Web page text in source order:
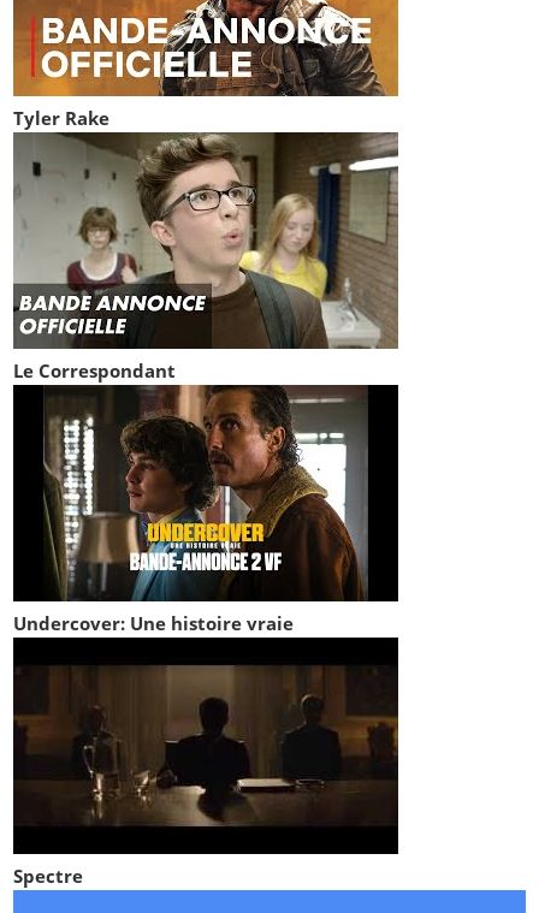
Tyler Rake
Le Correspondant
Undercover: Une histoire vraie
Spectre